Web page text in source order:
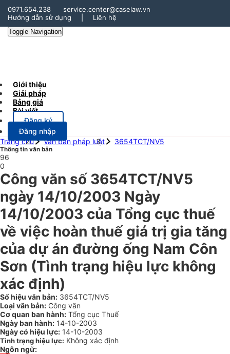
0971.654.238
service.center@caselaw.vn
Hướng dẫn sử dụng
Liên hệ
Toggle Navigation
Giới thiệu
Giải pháp
Bảng giá
Bài viết
Đăng ký
Đăng nhập
Trang chủ
Văn bản pháp luật 3654TCT/NV5
Thông tin văn bản
96
0
Công văn số 3654TCT/NV5
ngày 14/10/2003 Ngày
14/10/2003 của Tổng cục thuế
về việc hoàn thuế giá trị gia tăng
của dự án đường ống Nam Côn
Sơn (Tình trạng hiệu lực không
xác định)
Số hiệu văn bản: 3654TCT/NV5
Loại văn bản: Công văn
Cơ quan ban hành: Tổng cục Thuế
Ngày ban hành: 14-10-2003
Ngày có hiệu lực: 14-10-2003
Tình trạng hiệu lực: Không xác định
Ngôn ngữ: